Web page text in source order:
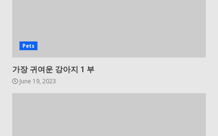
Pets
가장 귀여운 강아지 1 부
June 19, 2023